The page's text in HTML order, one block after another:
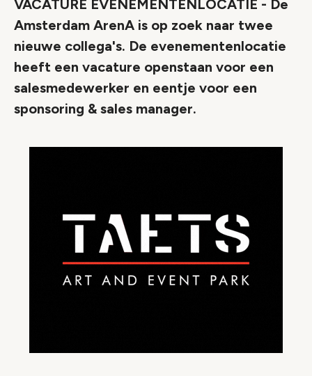
VACATURE EVENEMENTENLOCATIE - De
Amsterdam ArenA is op zoek naar twee
nieuwe collega's. De evenementenlocatie
heeft een vacature openstaan voor een
salesmedewerker en eentje voor een
sponsoring & sales manager.